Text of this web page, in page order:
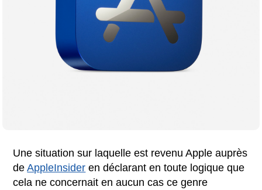
Une situation sur laquelle est revenu Apple auprès
deAppleInsider en déclarant en toute logique que
cela ne concernait en aucun cas ce genre